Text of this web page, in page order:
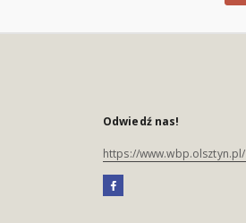
Odwiedź nas!
https://www.wbp.olsztyn.pl/